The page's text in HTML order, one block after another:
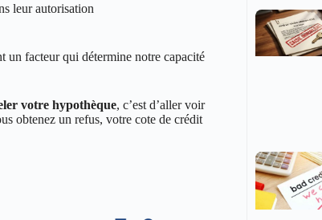
leur autorisation
un facteur qui détermine notre capacité
votre hypothèque, c’est d’aller voir
obtenez un refus, votre cote de crédit